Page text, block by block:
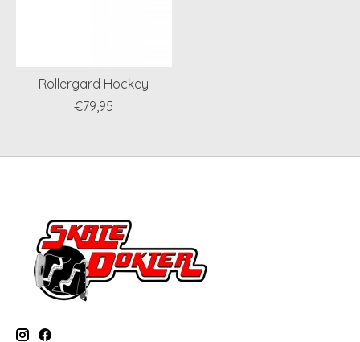
Rollergard Hockey
€79,95